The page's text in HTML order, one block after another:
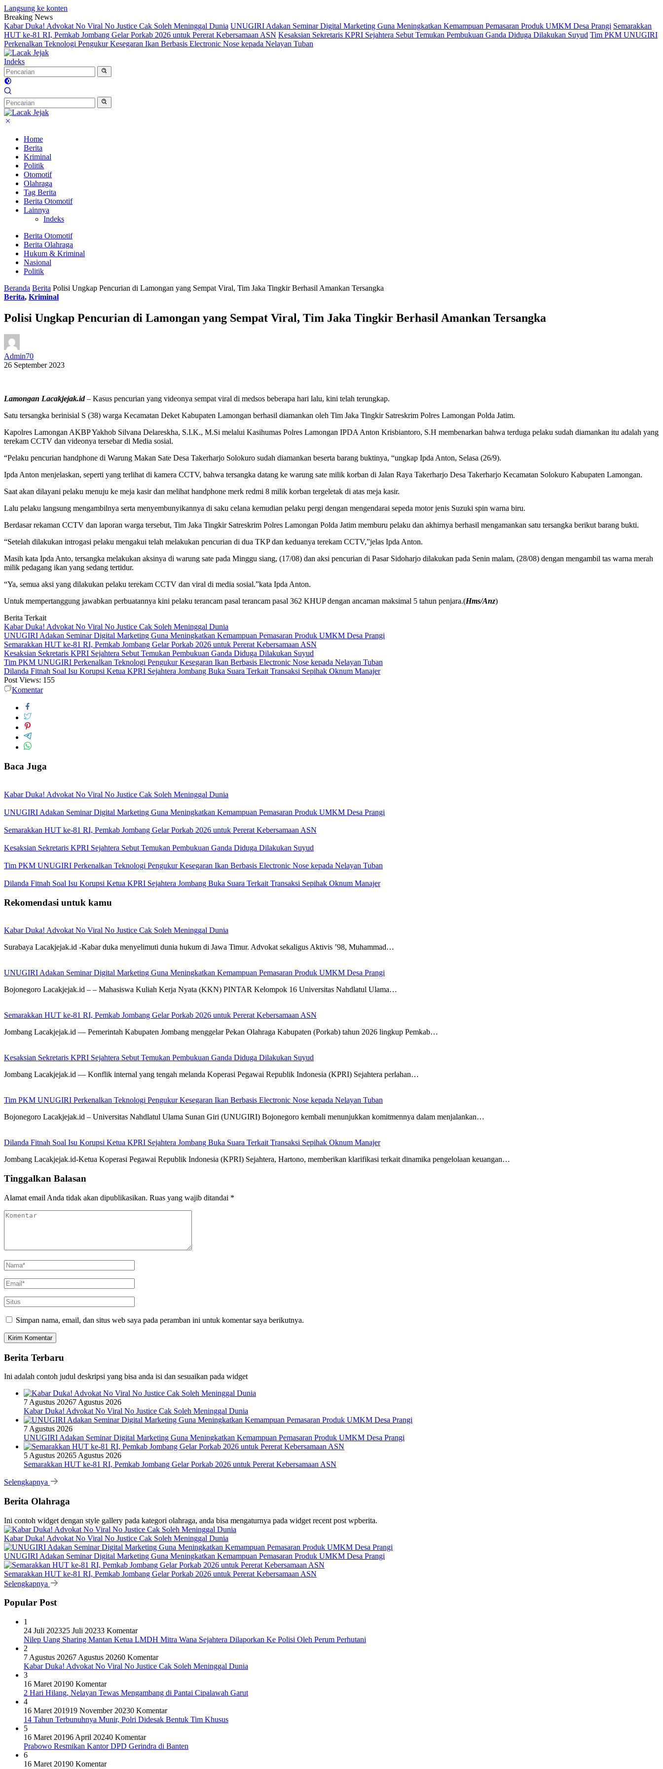
Langsung ke konten
Breaking News
Kabar Duka! Advokat No Viral No Justice Cak Soleh Meninggal Dunia UNUGIRI Adakan Seminar Digital Marketing Guna Meningkatkan Kemampuan Pemasaran Produk UMKM Desa Prangi Semarakkan
HUT ke-81 RI, Pemkab Jombang Gelar Porkab 2026 untuk Pererat Kebersamaan ASN Kesaksian Sekretaris KPRI Sejahtera Sebut Temukan Pembukuan Ganda Diduga Dilakukan Suyud Tim PKM UNUGIRI
Perkenalkan Teknologi Pengukur Kesegaran Ikan Berbasis Electronic Nose kepada Nelayan Tuban
Indeks
Home
Berita
Kriminal
Politik
Otomotif
Olahraga
Tag Berita
Berita Otomotif
Lainnya
Indeks
Berita Otomotif
Berita Olahraga
Hukum & Kriminal
Nasional
Politik
Beranda Berita Polisi Ungkap Pencurian di Lamongan yang Sempat Viral, Tim Jaka Tingkir Berhasil Amankan Tersangka
Berita, Kriminal
Polisi Ungkap Pencurian di Lamongan yang Sempat Viral, Tim Jaka Tingkir Berhasil Amankan Tersangka
Admin70
26 September 2023
Lamongan Lacakjejak.id– Kasus pencurian yang videonya sempat viral di medsos beberapa hari lalu, kini telah terungkap.
Satu tersangka berinisial S (38) warga Kecamatan Deket Kabupaten Lamongan berhasil diamankan oleh Tim Jaka Tingkir Satreskrim Polres Lamongan Polda Jatim.
Kapolres Lamongan AKBP Yakhob Silvana Delareskha, S.I.K., M.Si melalui Kasihumas Polres Lamongan IPDA Anton Krisbiantoro, S.H membenarkan bahwa terduga pelaku sudah diamankan itu adalah yang
terekam CCTV dan videonya tersebar di Media sosial.
“Pelaku pencurian handphone di Warung Makan Sate Desa Takerharjo Solokuro sudah diamankan beserta barang buktinya, “ungkap Ipda Anton, Selasa (26/9).
Ipda Anton menjelaskan, seperti yang terlihat di kamera CCTV, bahwa tersangka datang ke warung sate milik korban di Jalan Raya Takerharjo Desa Takerharjo Kecamatan Solokuro Kabupaten Lamongan.
Saat akan dilayani pelaku menuju ke meja kasir dan melihat handphone merk redmi 8 milik korban tergeletak di atas meja kasir.
Lalu pelaku langsung mengambilnya serta menyembunyikannya di saku celana kemudian pelaku pergi dengan mengendarai sepeda motor jenis Suzuki spin warna biru.
Berdasar rekaman CCTV dan laporan warga tersebut, Tim Jaka Tingkir Satreskrim Polres Lamongan Polda Jatim memburu pelaku dan akhirnya berhasil mengamankan satu tersangka berikut barang bukti.
“Setelah dilakukan introgasi pelaku mengakui telah melakukan pencurian di dua TKP dan keduanya terekam CCTV,”jelas Ipda Anton.
Masih kata Ipda Anto, tersangka melakukan aksinya di warung sate pada Minggu siang, (17/08) dan aksi pencurian di Pasar Sidoharjo dilakukan pada Senin malam, (28/08) dengan mengambil tas warna merah
milik pedagang ikan yang sedang tertidur.
“Ya, semua aksi yang dilakukan pelaku terekam CCTV dan viral di media sosial.”kata Ipda Anton.
Untuk mempertanggung jawabkan perbuatannya kini pelaku terancam pasal terancam pasal 362 KHUP dengan ancaman maksimal 5 tahun penjara.(Hms/Anz)
Berita Terkait
Kabar Duka! Advokat No Viral No Justice Cak Soleh Meninggal Dunia
UNUGIRI Adakan Seminar Digital Marketing Guna Meningkatkan Kemampuan Pemasaran Produk UMKM Desa Prangi
Semarakkan HUT ke-81 RI, Pemkab Jombang Gelar Porkab 2026 untuk Pererat Kebersamaan ASN
Kesaksian Sekretaris KPRI Sejahtera Sebut Temukan Pembukuan Ganda Diduga Dilakukan Suyud
Tim PKM UNUGIRI Perkenalkan Teknologi Pengukur Kesegaran Ikan Berbasis Electronic Nose kepada Nelayan Tuban
Dilanda Fitnah Soal Isu Korupsi Ketua KPRI Sejahtera Jombang Buka Suara Terkait Transaksi Sepihak Oknum Manajer
Post Views: 155
Komentar
Baca Juga
Kabar Duka! Advokat No Viral No Justice Cak Soleh Meninggal Dunia
UNUGIRI Adakan Seminar Digital Marketing Guna Meningkatkan Kemampuan Pemasaran Produk UMKM Desa Prangi
Semarakkan HUT ke-81 RI, Pemkab Jombang Gelar Porkab 2026 untuk Pererat Kebersamaan ASN
Kesaksian Sekretaris KPRI Sejahtera Sebut Temukan Pembukuan Ganda Diduga Dilakukan Suyud
Tim PKM UNUGIRI Perkenalkan Teknologi Pengukur Kesegaran Ikan Berbasis Electronic Nose kepada Nelayan Tuban
Dilanda Fitnah Soal Isu Korupsi Ketua KPRI Sejahtera Jombang Buka Suara Terkait Transaksi Sepihak Oknum Manajer
Rekomendasi untuk kamu
Kabar Duka! Advokat No Viral No Justice Cak Soleh Meninggal Dunia
Surabaya Lacakjejak.id -Kabar duka menyelimuti dunia hukum di Jawa Timur. Advokat sekaligus Aktivis ’98, Muhammad…
UNUGIRI Adakan Seminar Digital Marketing Guna Meningkatkan Kemampuan Pemasaran Produk UMKM Desa Prangi
Bojonegoro Lacakjejak.id – – Mahasiswa Kuliah Kerja Nyata (KKN) PINTAR Kelompok 16 Universitas Nahdlatul Ulama…
Semarakkan HUT ke-81 RI, Pemkab Jombang Gelar Porkab 2026 untuk Pererat Kebersamaan ASN
Jombang Lacakjejak.id — Pemerintah Kabupaten Jombang menggelar Pekan Olahraga Kabupaten (Porkab) tahun 2026 lingkup Pemkab…
Kesaksian Sekretaris KPRI Sejahtera Sebut Temukan Pembukuan Ganda Diduga Dilakukan Suyud
Jombang Lacakjejak.id — Konflik internal yang tengah melanda Koperasi Pegawai Republik Indonesia (KPRI) Sejahtera perlahan…
Tim PKM UNUGIRI Perkenalkan Teknologi Pengukur Kesegaran Ikan Berbasis Electronic Nose kepada Nelayan Tuban
Bojonegoro Lacakjejak.id – Universitas Nahdlatul Ulama Sunan Giri (UNUGIRI) Bojonegoro kembali menunjukkan komitmennya dalam menjalankan…
Dilanda Fitnah Soal Isu Korupsi Ketua KPRI Sejahtera Jombang Buka Suara Terkait Transaksi Sepihak Oknum Manajer
Jombang Lacakjejak.id-Ketua Koperasi Pegawai Republik Indonesia (KPRI) Sejahtera, Hartono, memberikan klarifikasi terkait dinamika pengelolaan keuangan…
Tinggalkan Balasan
Alamat email Anda tidak akan dipublikasikan. Ruas yang wajib ditandai *
Simpan nama, email, dan situs web saya pada peramban ini untuk komentar saya berikutnya.
Berita Terbaru
Ini adalah contoh judul deskripsi yang bisa anda isi dan sesuaikan pada widget
7 Agustus 20267 Agustus 2026
Kabar Duka! Advokat No Viral No Justice Cak Soleh Meninggal Dunia
7 Agustus 2026
UNUGIRI Adakan Seminar Digital Marketing Guna Meningkatkan Kemampuan Pemasaran Produk UMKM Desa Prangi
5 Agustus 20265 Agustus 2026
Semarakkan HUT ke-81 RI, Pemkab Jombang Gelar Porkab 2026 untuk Pererat Kebersamaan ASN
Selengkapnya
Berita Olahraga
Ini contoh widget dengan style gallery pada kategori olahraga, anda bisa mengaturnya pada widget recent post wpberita.
Kabar Duka! Advokat No Viral No Justice Cak Soleh Meninggal Dunia
UNUGIRI Adakan Seminar Digital Marketing Guna Meningkatkan Kemampuan Pemasaran Produk UMKM Desa Prangi
Semarakkan HUT ke-81 RI, Pemkab Jombang Gelar Porkab 2026 untuk Pererat Kebersamaan ASN
Selengkapnya
Popular Post
1
24 Juli 202325 Juli 20233 Komentar
Nilep Uang Sharing Mantan Ketua LMDH Mitra Wana Sejahtera Dilaporkan Ke Polisi Oleh Perum Perhutani
2
7 Agustus 20267 Agustus 20260 Komentar
Kabar Duka! Advokat No Viral No Justice Cak Soleh Meninggal Dunia
3
16 Maret 20190 Komentar
2 Hari Hilang, Nelayan Tewas Mengambang di Pantai Cipalawah Garut
4
16 Maret 201919 November 20230 Komentar
14 Tahun Terbunuhnya Munir, Polri Didesak Bentuk Tim Khusus
5
16 Maret 20196 April 20240 Komentar
Prabowo Resmikan Kantor DPD Gerindra di Banten
6
16 Maret 20190 Komentar